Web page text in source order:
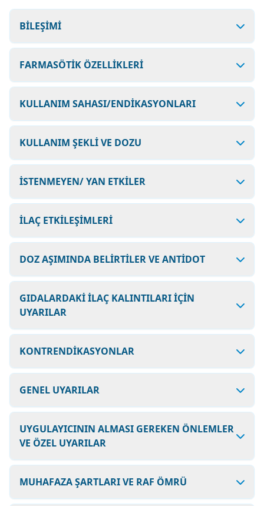
BİLEŞİMİ
FARMASÖTİK ÖZELLİKLERİ
KULLANIM SAHASI/ENDİKASYONLARI
KULLANIM ŞEKLİ VE DOZU
İSTENMEYEN/ YAN ETKİLER
İLAÇ ETKİLEŞİMLERİ
DOZ AŞIMINDA BELİRTİLER VE ANTİDOT
GIDALARDAKİ İLAÇ KALINTILARI İÇİN
UYARILAR
KONTRENDİKASYONLAR
GENEL UYARILAR
UYGULAYICININ ALMASI GEREKEN ÖNLEMLER
VE ÖZEL UYARILAR
MUHAFAZA ŞARTLARI VE RAF ÖMRÜ